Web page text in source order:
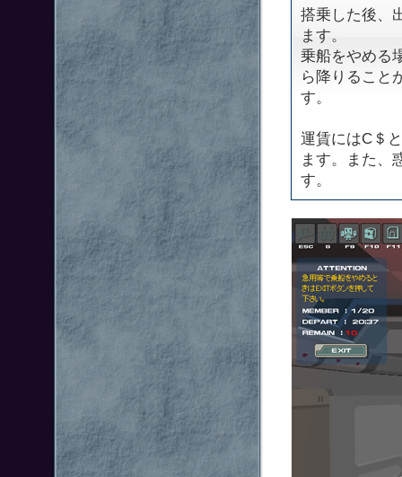
搭乗した後、
ます。
乗船をやめる
ら降りること
す。
運賃にはC＄
ます。また、
す。